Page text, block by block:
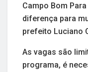
Campo Bom
diferença para
prefeito Luciano
As vagas são
programa, é